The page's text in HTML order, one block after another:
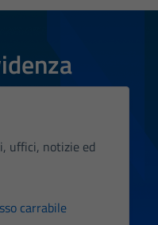
uffici, notizie ed
carrabile
Tecnici